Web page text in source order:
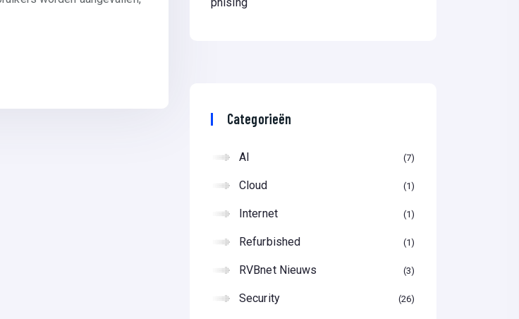
Categorieën
AI 7
Cloud 1
Internet 1
Refurbished 1
RVBnet Nieuws 3
Security 26